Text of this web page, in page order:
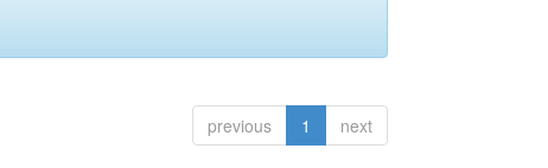
previous 1 next